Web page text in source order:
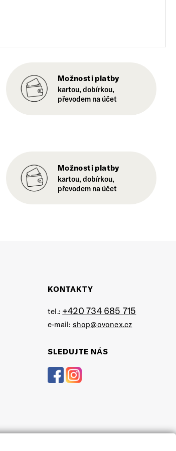
Možnosti platby
kartou, dobírkou,
převodem na účet
Možnosti platby
kartou, dobírkou,
převodem na účet
KONTAKTY
tel.: +420 734 685 715
e-mail: shop@ovonex.cz
SLEDUJTE NÁS